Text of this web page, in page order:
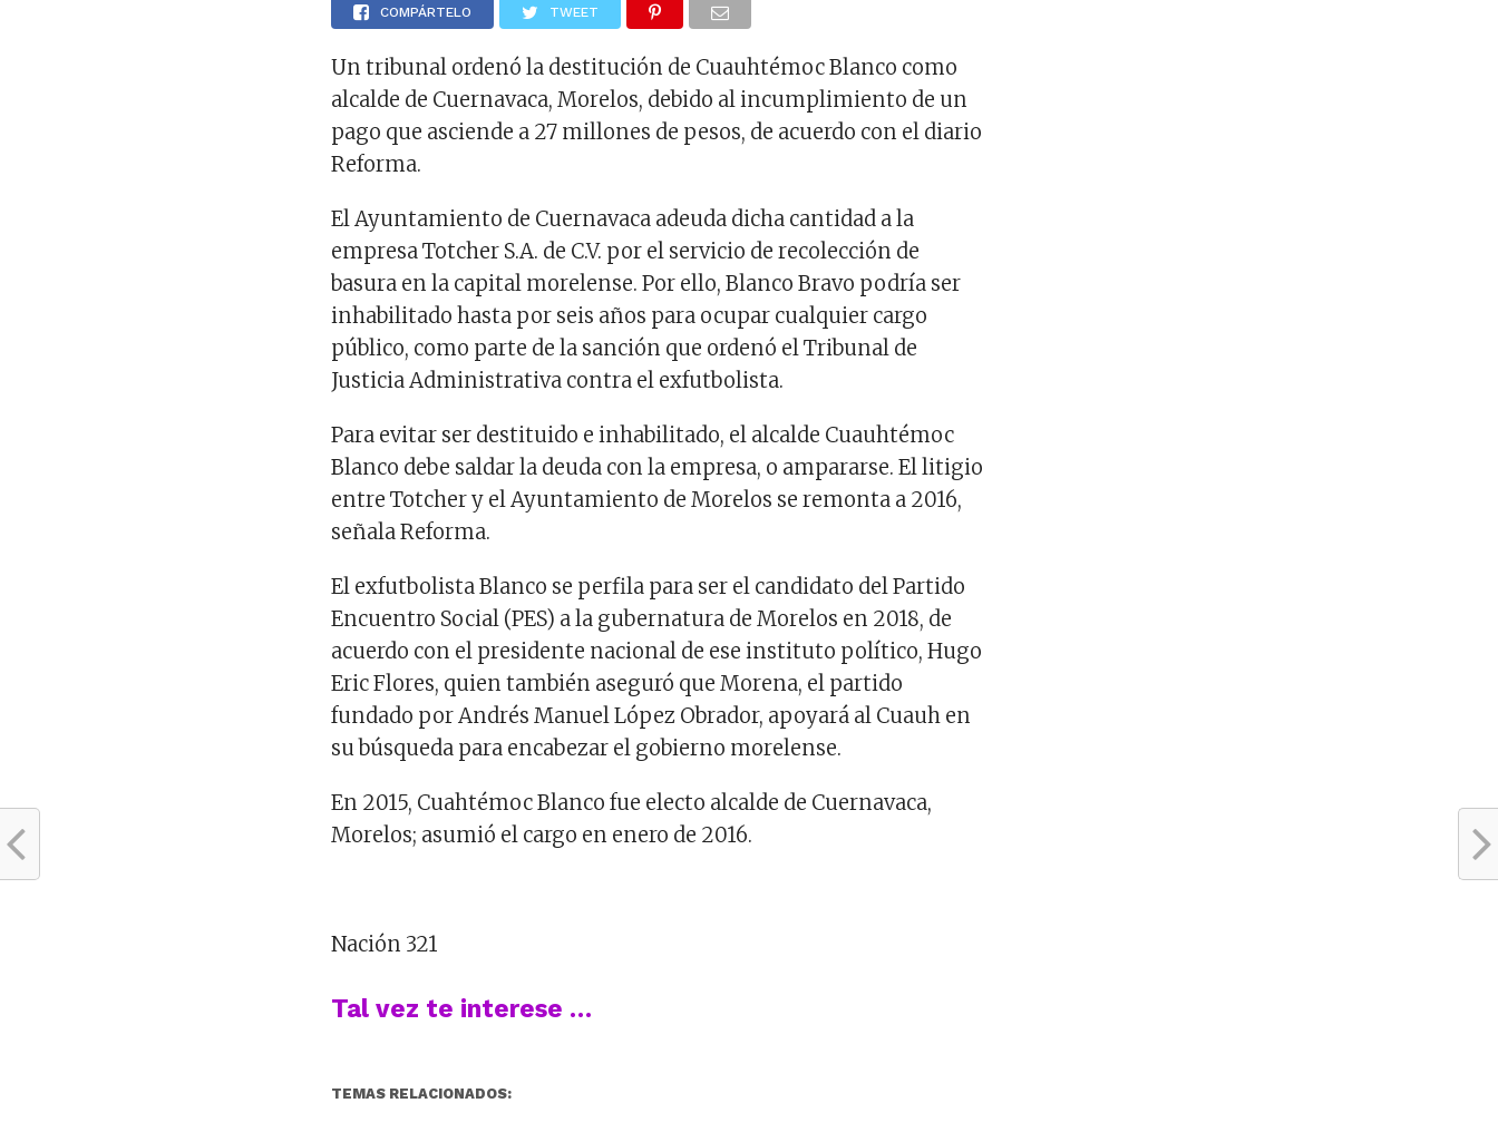
COMPÁRTELO TWEET
Un tribunal ordenó la destitución de Cuauhtémoc Blanco como
alcalde de Cuernavaca, Morelos, debido al incumplimiento de un
pago que asciende a 27 millones de pesos, de acuerdo con el diario
Reforma.
El Ayuntamiento de Cuernavaca adeuda dicha cantidad a la
empresa Totcher S.A. de C.V. por el servicio de recolección de
basura en la capital morelense. Por ello, Blanco Bravo podría ser
inhabilitado hasta por seis años para ocupar cualquier cargo
público, como parte de la sanción que ordenó el Tribunal de
Justicia Administrativa contra el exfutbolista.
Para evitar ser destituido e inhabilitado, el alcalde Cuauhtémoc
Blanco debe saldar la deuda con la empresa, o ampararse. El litigio
entre Totcher y el Ayuntamiento de Morelos se remonta a 2016,
señala Reforma.
El exfutbolista Blanco se perfila para ser el candidato del Partido
Encuentro Social (PES) a la gubernatura de Morelos en 2018, de
acuerdo con el presidente nacional de ese instituto político, Hugo
Eric Flores, quien también aseguró que Morena, el partido
fundado por Andrés Manuel López Obrador, apoyará al Cuauh en
su búsqueda para encabezar el gobierno morelense.
En 2015, Cuahtémoc Blanco fue electo alcalde de Cuernavaca,
Morelos; asumió el cargo en enero de 2016.
Nación 321
Tal vez te interese …
TEMAS RELACIONADOS: